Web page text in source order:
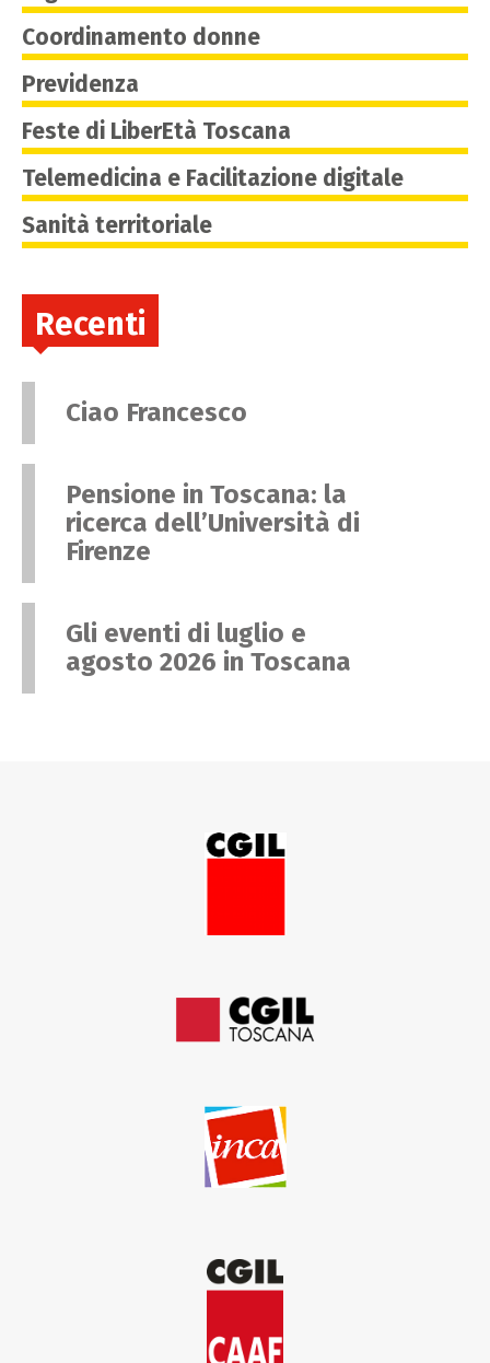
Coordinamento donne
Previdenza
Feste di LiberEtà Toscana
Telemedicina e Facilitazione digitale
Sanità territoriale
Recenti
Ciao Francesco
Pensione in Toscana: la
ricerca dell’Università di
Firenze
Gli eventi di luglio e
agosto 2026 in Toscana